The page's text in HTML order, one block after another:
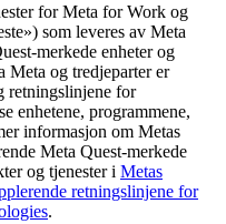
for Meta for Work og
) som leveres av Meta
merkede enheter og
Meta og tredjeparter er
retningslinjene for
enhetene, programmene,
informasjon om Metas
Meta Quest-merkede
og tjenester i Metas
retningslinjene for
.